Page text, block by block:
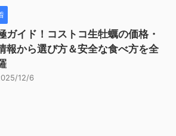
ガイド！コストコ生牡蠣の価格・
報から選び方＆安全な食べ方を全
12/6